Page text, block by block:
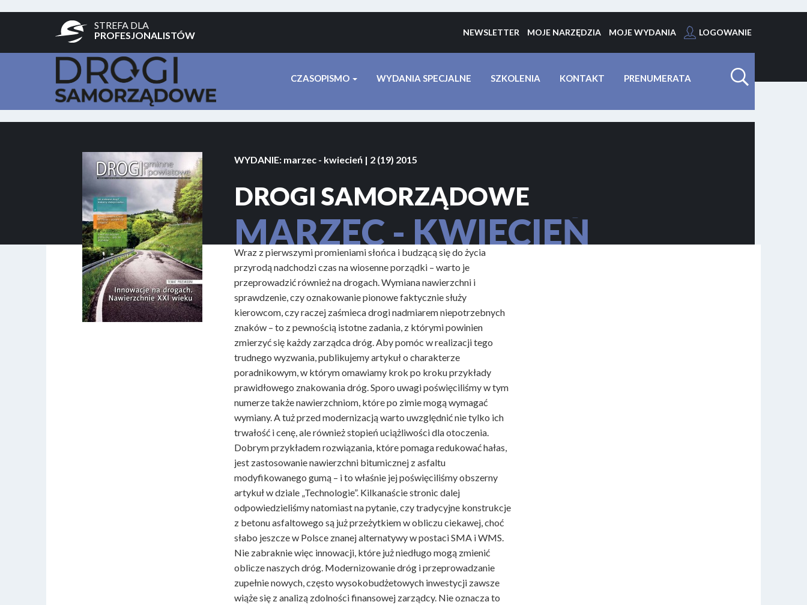
STREFA DLA
PROFESJONALISTÓW
NEWSLETTER MOJE NARZĘDZIA MOJE WYDANIA LOGOWANIE
CZASOPISMO WYDANIA SPECJALNE SZKOLENIA KONTAKT PRENUMERATA
WYDANIE: marzec - kwiecień | 2 (19) 2015
DROGI SAMORZĄDOWE
MARZEC - KWIECIEŃ
Wraz z pierwszymi promieniami słońca i budzącą się do życia
przyrodą nadchodzi czas na wiosenne porządki – warto je
przeprowadzić również na drogach. Wymiana nawierzchni i
sprawdzenie, czy oznakowanie pionowe faktycznie służy
kierowcom, czy raczej zaśmieca drogi nadmiarem niepotrzebnych
znaków – to z pewnością istotne zadania, z którymi powinien
zmierzyć się każdy zarządca dróg. Aby pomóc w realizacji tego
trudnego wyzwania, publikujemy artykuł o charakterze
poradnikowym, w którym omawiamy krok po kroku przykłady
prawidłowego znakowania dróg. Sporo uwagi poświęciliśmy w tym
numerze także nawierzchniom, które po zimie mogą wymagać
wymiany. A tuż przed modernizacją warto uwzględnić nie tylko ich
trwałość i cenę, ale również stopień uciążliwości dla otoczenia.
Dobrym przykładem rozwiązania, które pomaga redukować hałas,
jest zastosowanie nawierzchni bitumicznej z asfaltu
modyfikowanego gumą – i to właśnie jej poświęciliśmy obszerny
artykuł w dziale „Technologie”. Kilkanaście stronic dalej
odpowiedzieliśmy natomiast na pytanie, czy tradycyjne konstrukcje
z betonu asfaltowego są już przeżytkiem w obliczu ciekawej, choć
słabo jeszcze w Polsce znanej alternatywy w postaci SMA i WMS.
Nie zabraknie więc innowacji, które już niedługo mogą zmienić
oblicze naszych dróg. Modernizowanie dróg i przeprowadzanie
zupełnie nowych, często wysokobudżetowych inwestycji zawsze
wiąże się z analizą zdolności finansowej zarządcy. Nie oznacza to